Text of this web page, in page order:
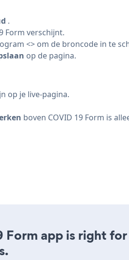
.
Form verschijnt.
<> om de broncode in te
op de pagina.
op je live-pagina.
boven COVID 19 Form is
Form app is right